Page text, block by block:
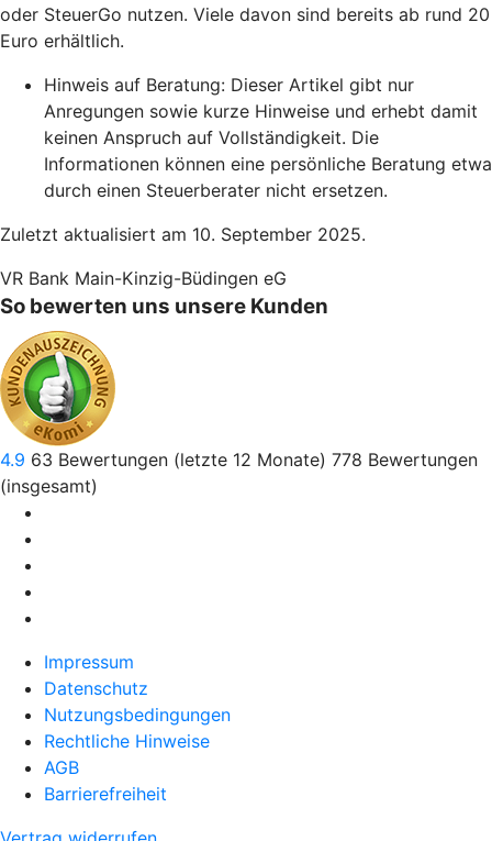
oder SteuerGo nutzen. Viele davon sind bereits ab rund 20
Euro erhältlich.
Hinweis auf Beratung: Dieser Artikel gibt nur
Anregungen sowie kurze Hinweise und erhebt damit
keinen Anspruch auf Vollständigkeit. Die
Informationen können eine persönliche Beratung etwa
durch einen Steuerberater nicht ersetzen.
Zuletzt aktualisiert am 10. September 2025.
VR Bank Main-Kinzig-Büdingen eG
So bewerten uns unsere Kunden
4.9 63 Bewertungen (letzte 12 Monate) 778 Bewertungen
(insgesamt)
Impressum
Datenschutz
Nutzungsbedingungen
Rechtliche Hinweise
AGB
Barrierefreiheit